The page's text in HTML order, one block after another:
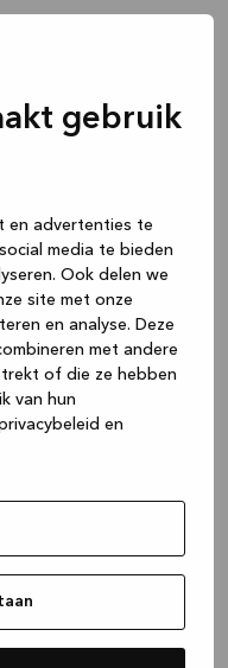
gebruik
en advertenties te
media te bieden
Ook delen we
site met onze
en analyse. Deze
met andere
of die ze hebben
van hun
en
console for more
.